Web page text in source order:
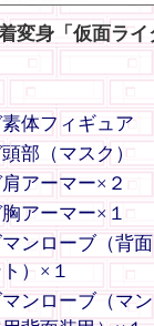
変身「仮面ラ
体フィギュア
部（マスク）
アーマー×２
アーマー×１
ンローブ（背面
）×１
ンローブ（マン